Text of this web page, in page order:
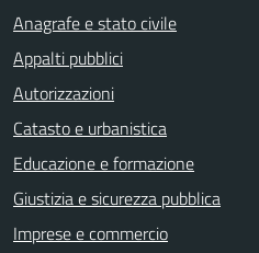
Anagrafe e stato civile
Appalti pubblici
Autorizzazioni
Catasto e urbanistica
Educazione e formazione
Giustizia e sicurezza pubblica
Imprese e commercio